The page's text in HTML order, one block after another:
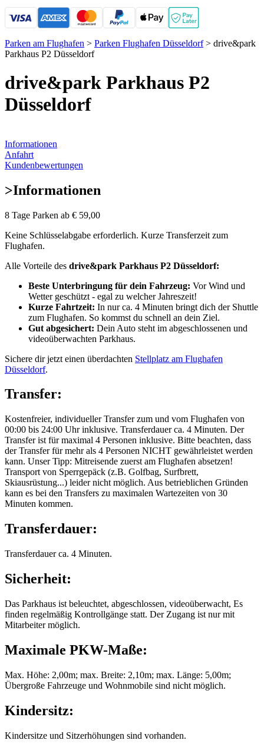
Parken am Flughafen > Parken Flughafen Düsseldorf > drive&park
Parkhaus P2 Düsseldorf
drive&park Parkhaus P2
Düsseldorf
Informationen
Anfahrt
Kundenbewertungen
>Informationen
8 Tage Parken ab € 59,00
Keine Schlüsselabgabe erforderlich. Kurze Transferzeit zum
Flughafen.
Alle Vorteile des drive&park Parkhaus P2 Düsseldorf:
Beste Unterbringung für dein Fahrzeug: Vor Wind und
Wetter geschützt - egal zu welcher Jahreszeit!
Kurze Fahrtzeit: In nur ca. 4 Minuten bringt dich der Shuttle
zum Flughafen. So kommst du schnell an dein Ziel.
Gut abgesichert: Dein Auto steht im abgeschlossenen und
videoüberwachten Parkhaus.
Sichere dir jetzt einen überdachten Stellplatz am Flughafen
Düsseldorf.
Transfer:
Kostenfreier, individueller Transfer zum und vom Flughafen von
00:00 bis 24:00 Uhr inklusive. Transferdauer ca. 4 Minuten. Der
Transfer ist für maximal 4 Personen inklusive. Bitte beachten, dass
der Transfer für mehr als 4 Personen NICHT gewährleistet werden
kann. Unser Tipp: Mitreisende zuerst am Flughafen absetzen!
Transport von Sperrgepäck (z.B. Golfbag, Surfbrett,
Skiausrüstung...) leider nicht möglich. Aus betrieblichen Gründen
kann es bei den Transfers zu maximalen Wartezeiten von 30
Minuten kommen.
Transferdauer:
Transferdauer ca. 4 Minuten.
Sicherheit:
Das Parkhaus ist beleuchtet, abgeschlossen, videoüberwacht, Es
finden regelmäßig Kontrollgänge statt. Der Zugang ist nur mit
Mitarbeiter möglich.
Maximale PKW-Maße:
Max. Höhe: 2,00m; max. Breite: 2,10m; max. Länge: 5,00m;
Übergroße Fahrzeuge und Wohnmobile sind nicht möglich.
Kindersitz:
Kindersitze und Sitzerhöhungen sind vorhanden.